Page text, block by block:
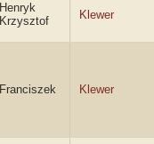
Henryk
Krzysztof
Klewer
Franciszek Klewer